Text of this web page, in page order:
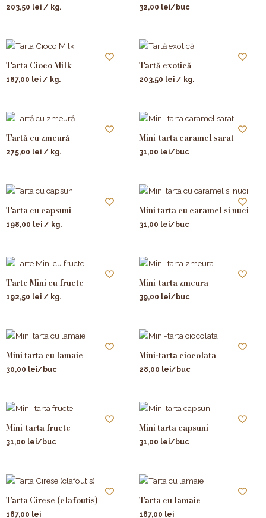
203,50 lei / kg. 32,00 lei/buc
Tarta Cioco Milk
187,00 lei / kg.
Tartă exotică
203,50 lei / kg.
Tartă cu zmeură
275,00 lei / kg.
Mini-tarta caramel sarat
31,00 lei/buc
Tarta cu capsuni
198,00 lei / kg.
Mini tarta cu caramel si nuci
31,00 lei/buc
Tarte Mini cu fructe
192,50 lei / kg.
Mini-tarta zmeura
39,00 lei/buc
Mini tarta cu lamaie
30,00 lei/buc
Mini-tarta ciocolata
28,00 lei/buc
Mini-tarta fructe
31,00 lei/buc
Mini tarta capsuni
31,00 lei/buc
Tarta Cirese (clafoutis)
187,00 lei
Tarta cu lamaie
187,00 lei